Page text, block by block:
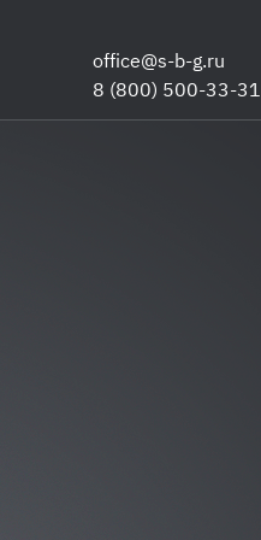
office@s-b-g.ru
8 (800) 500-33-31